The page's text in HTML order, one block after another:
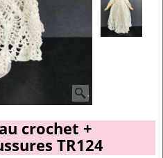
crochet +
TR124